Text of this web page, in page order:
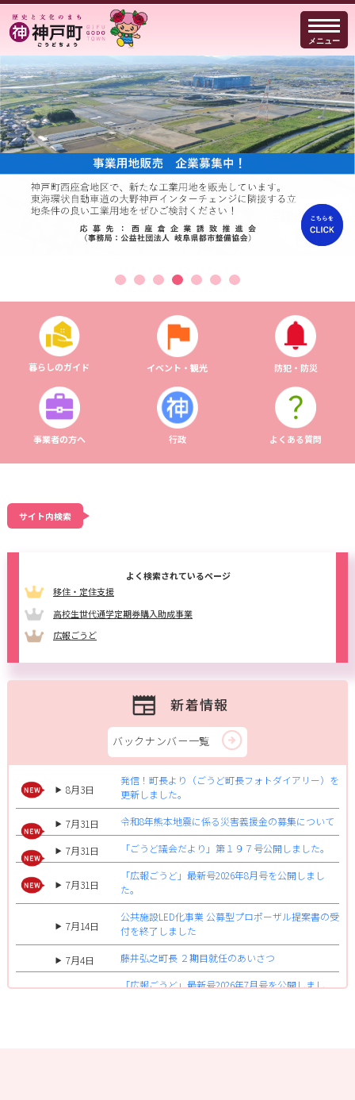
メニュー
google翻訳機能を使用しているため、他言語に変換する際、地名等が異
なる単語に変換される場合があります。
0584-27-3111
暮らしのガイド イベント・観光
防犯・防災
事業者の方へ 行政 よくある質問
暮らしのガイド イベント・観光 防犯・防災
事業者の方へ 行政 よくある質問
サイト内検索
よく検索されているページ
移住・定住支援
高校生世代通学定期券購入助成事業
広報ごうど
新着情報
バックナンバー一覧
8月3日
発信！町長より（ごうど町長フォトダイアリー）を
更新しました。
7月31日 令和8年熊本地震に係る災害義援金の募集について
7月31日 「ごうど議会だより」第１９７号公開しました。
7月31日
「広報ごうど」最新号2026年8月号を公開しまし
た。
7月14日
公共施設LED化事業 公募型プロポーザル提案書の受
付を終了しました
7月4日 藤井弘之町長 ２期目就任のあいさつ
「広報ごうど」最新号2026年7月号を公開しまし